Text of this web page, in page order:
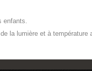
enfants.
la lumière et à température